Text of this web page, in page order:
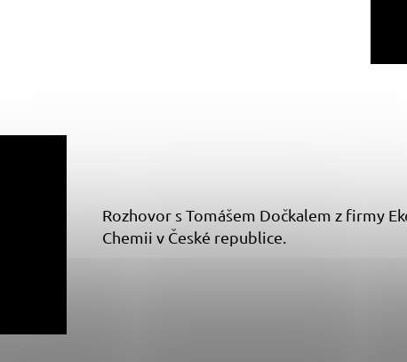
Rozhovor s Tomášem Dočkalem z firmy
Chemii v České republice.